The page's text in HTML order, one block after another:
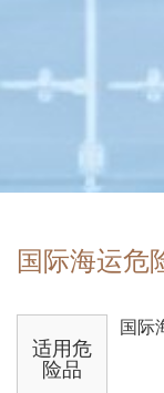
国际海运危
适用危
险品
国际